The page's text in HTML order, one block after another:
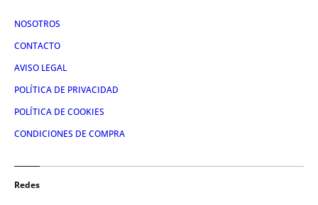
NOSOTROS
CONTACTO
AVISO LEGAL
POLÍTICA DE PRIVACIDAD
POLÍTICA DE COOKIES
CONDICIONES DE COMPRA
Redes